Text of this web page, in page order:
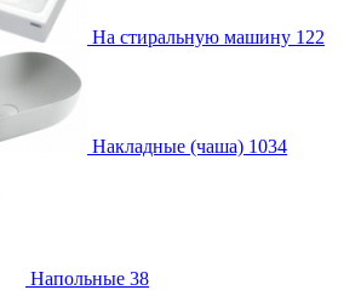
На стиральную машину 122
Накладные (чаша) 1034
Напольные 38